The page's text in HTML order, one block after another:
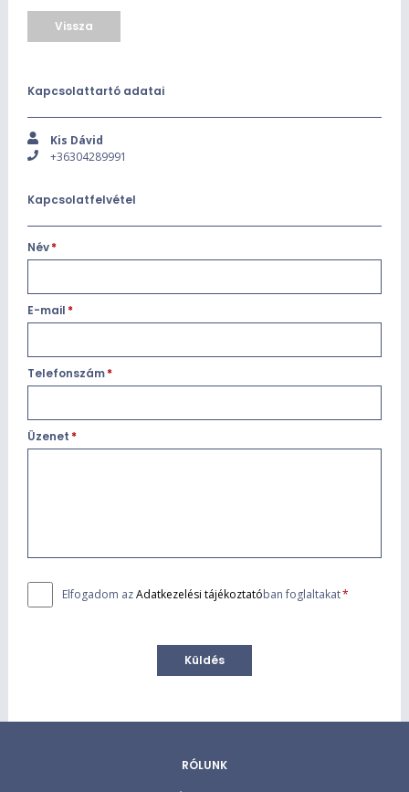
Vissza
Kapcsolattartó adatai
Kis Dávid
+36304289991
Kapcsolatfelvétel
Név*
E-mail *
Telefonszám*
Üzenet *
Elfogadom azAdatkezelési tájékoztatóban foglaltakat*
RÓLUNK